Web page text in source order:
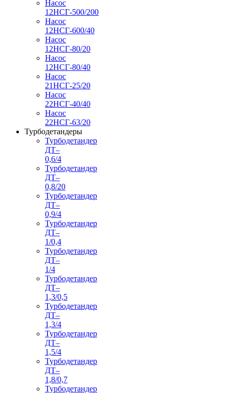
Насос
12НСГ-500/200
Насос
12НСГ-600/40
Насос
12НСГ-80/20
Насос
12НСГ-80/40
Насос
21НСГ-25/20
Насос
22НСГ-40/40
Насос
22НСГ-63/20
Турбодетандеры
Турбодетандер
ДТ–
0,6/4
Турбодетандер
ДТ–
0,8/20
Турбодетандер
ДТ–
0,9/4
Турбодетандер
ДТ–
1/0,4
Турбодетандер
ДТ–
1/4
Турбодетандер
ДТ–
1,3/0,5
Турбодетандер
ДТ–
1,3/4
Турбодетандер
ДТ–
1,5/4
Турбодетандер
ДТ–
1,8/0,7
Турбодетандер